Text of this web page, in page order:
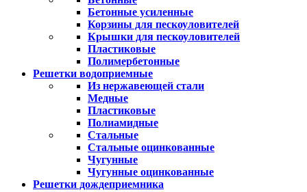
Бетонные усиленные
Корзины для пескоуловителей
Крышки для пескоуловителей
Пластиковые
Полимербетонные
Решетки водоприемные
Из нержавеющей стали
Медные
Пластиковые
Полиамидные
Стальные
Стальные оцинкованные
Чугунные
Чугунные оцинкованные
Решетки дождеприемника